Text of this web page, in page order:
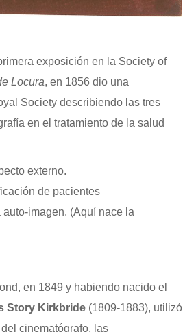
exposición en la Society of
Locura, en 1856 dio una
Society describiendo las tres
en el tratamiento de la salud
externo.
de pacientes
auto-imagen. (Aquí nace la
en 1849 y habiendo nacido el
Story Kirkbride (1809-1883), utilizó
cinematógrafo, las